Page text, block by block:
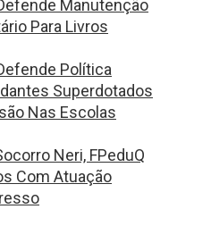
Manutenção
Para Livros
Política
Superdotados
Nas Escolas
Neri, FPeduQ
Com Atuação